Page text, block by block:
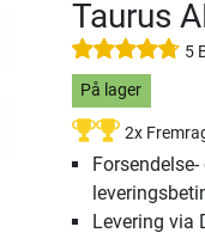
Taurus
5
På lager
2x
Forsendelse-
Levering via